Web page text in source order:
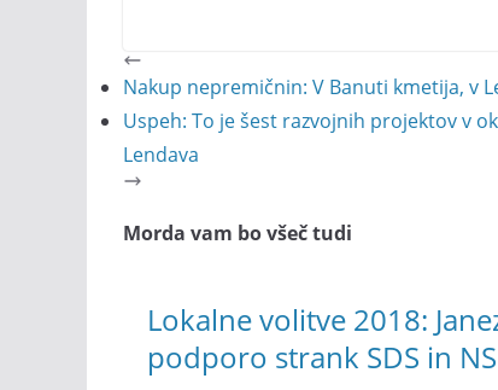
Nakup nepremičnin: V Banuti kmetija, v
Uspeh: To je šest razvojnih projektov v
Lendava
Morda vam bo všeč tudi
Lokalne volitve 2018:
podporo strank SDS in